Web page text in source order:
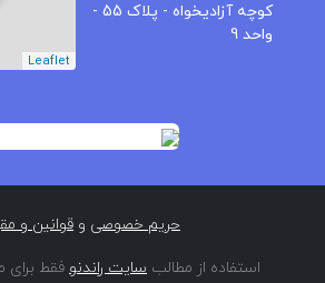
کوچه آزادیخواه - پلاک 55 -
واحد 9
Leaflet
حریم خصوصی و قوانین و
استفاده از مطالب سایت راندنو فقط برای